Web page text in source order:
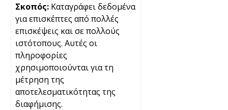
Καταγράφει δεδομένα
για επισκέπτες από πολλές
επισκέψεις και σε πολλούς
ιστότοπους. Αυτές οι
πληροφορίες
χρησιμοποιούνται για τη
μέτρηση της
αποτελεσματικότητας της
διαφήμισης.